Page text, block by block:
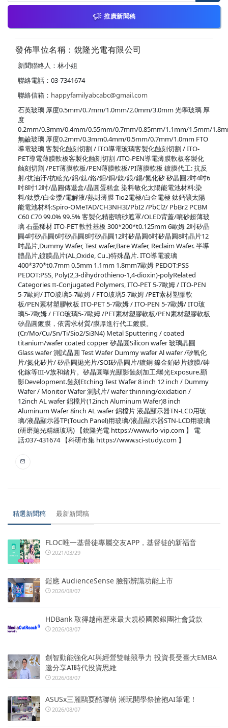
推廣新聞稿
發佈單位名稱：銳隆光電有限公司
新聞聯絡人：林小姐
聯絡電話：03-7341674
聯絡信箱： happyfamilyabcabc@gmail.com
石英玻璃 厚度0.5mm/0.7mm/1.0mm/2.0mm/3.0mm 光學玻璃 厚
度
0.2mm/0.3mm/0.4mm/0.55mm/0.7mm/0.85mm/1.1mm/1.5mm/
無鹼玻璃 厚度0.2mm/0.3mm0.4mm/0.5mm/0.7mm/1.0mm FTO
導電玻璃 客製化蝕刻切割 / ITO導電玻璃客製化蝕刻切割 / ITO-
PET導電薄膜軟板客製化蝕刻切割 /ITO-PEN導電薄膜軟板客製化
蝕刻切割 /PET薄膜軟板/PEN薄膜軟板/PI薄膜軟板 鍍膜代工: 抗反
射/抗油汙/抗眩光/鋁/鈦/鉻/鉬/銅/鎳/銀/錫/氮化矽 矽晶圓2吋4吋6
吋8吋12吋/晶圓傳遞盒/晶圓蛋糕盒 染料敏化太陽能電池材料:染
料/鈦漿/白金漿/電解液/熱封薄膜 Tio2電極/白金電極 鈦鈣礦太陽
能電池材料:Spiro-OMeTAD/CH3NH3I/PbI2 /PbCl2/ PbBr2 PCBM
C60 C70 99.0% 99.5% 客製化精密噴砂遮罩/OLED背蓋/噴砂超薄玻
璃 石墨稀材 ITO-PET 軟性基板 300*200*t0.125mm 6歐姆 2吋矽晶
圓4吋矽晶圓6吋矽晶圓8吋矽晶圓12吋矽晶圓6吋矽晶圓8吋晶片12
吋晶片,Dummy Wafer, Test wafer,Bare Wafer, Reclaim Wafer. 半導
體晶片,鍍膜晶片(AL,Oxide, Cu..)特殊晶片. ITO導電玻璃
400*370*t0.7mm 0.5mm 1.1mm 1.8mm7歐姆 PEDOT:PSS
PEDOT:PSS, Poly(2,3-dihydrothieno-1,4-dioxin)-polyRelated
Categories π-Conjugated Polymers, ITO-PET 5-7歐姆 / ITO-PEN
5-7歐姆/ ITO玻璃5-7歐姆 / FTO玻璃5-7歐姆 /PET素材塑膠軟
板/PEN素材塑膠軟板 ITO-PET 5-7歐姆 / ITO-PEN 5-7歐姆/ ITO玻
璃5-7歐姆 / FTO玻璃5-7歐姆 /PET素材塑膠軟板/PEN素材塑膠軟板
矽晶圓鍍膜，依需求材質/膜厚進行代工鍍膜。
(Cr/Mo/Cu/Sn/Ti/Sio2/Si3N4) Metal Sputtering / coated
titanium/wafer coated copper 矽晶圓Silicon wafer 玻璃晶圓
Glass wafer 測試晶圓 Test Wafer Dummy wafer Al wafer /矽氧化
片/氮化矽片/ 矽晶圓拋光片/SOI矽晶圓片/鍍銅 鎳金鉑矽片鍍膜/砷
化鎵等III-V族和鍺片。矽晶圓曝光顯影蝕刻加工:曝光Exposure.顯
影Development.蝕刻Etching Test Wafer 8 inch 12 inch / Dummy
Wafer / Monitor Wafer 測試片/ wafer thinning/oxidation /
12inch AL wafer 鋁檔片(12inch Aluminum Wafer)8 inch
Aluminum Wafer 8inch AL wafer 鋁檔片 液晶顯示器TN-LCD用玻
璃/液晶顯示器TP(Touch Panel)用玻璃/液晶顯示器STN-LCD用玻璃
(研磨拋光精細玻璃) 【銳隆光電 https://www.rlo-vip.com 】 電
話:037-431674 【科研市集 https://www.sci-study.com 】
精選新聞稿 最新新聞稿
FLOC唯一基督徒專屬交友APP，基督徒的新福音
2021/03/29
鎧應 AudienceSense 臉部辨識功能上市
2026/08/07
HDBank 取得越南歷來最大規模國際銀團社會貸款
2026/08/07
創智動能強化AI與經營雙軸競爭力 投資長受臺大EMBA
邀分享AI時代投資思維
2026/08/07
ASUSx三麗鷗耍酷聯萌 潮玩開學祭搶抱AI筆電！
2026/08/07